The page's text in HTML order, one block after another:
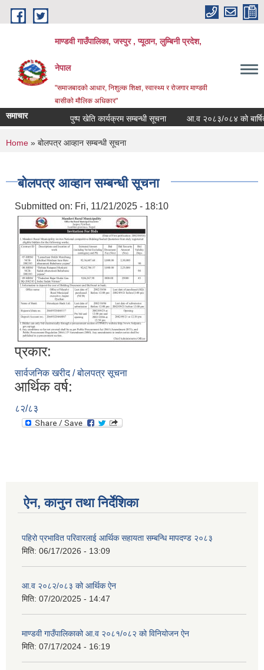
Skip to main content
माण्डवी गाउँपालिका, जस्पुर , प्यूठान, लुम्बिनी प्रदेश,
नेपाल
"समाजबादको आधार, निशुल्क शिक्षा, स्वास्थ्य र रोजगार माण्डवी
बासीको मौलिक अधिकार"
समाचार पुष्प खेति कार्यक्रम सम्बन्धी सूचना आ.व २०८३/०८४ को बार्षिक
You are here
Home » बोलपत्र आव्हान सम्बन्धी सूचना
बोलपत्र आव्हान सम्बन्धी सूचना
Submitted on: Fri, 11/21/2025 - 18:10
प्रकार:
सार्वजनिक खरीद / बोलपत्र सूचना
आर्थिक वर्ष:
८२/८३
ऐन, कानुन तथा निर्देशिका
पहिरो प्रभावित परिवारलाई आर्थिक सहायता सम्बन्धि मापदण्ड २०८३
मिति: 06/17/2026 - 13:09
आ.व २०८२/०८३ को आर्थिक ऐन
मिति: 07/20/2025 - 14:47
माण्डवी गाउँपालिकाको आ.व २०८१/०८२ को विनियोजन ऐन
मिति: 07/17/2024 - 16:19